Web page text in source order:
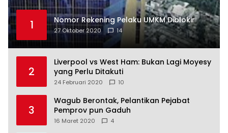
1 Nomor Rekening Pelaku UMKM Diblokir
27 Oktober 2020 14
2
Liverpool vs West Ham: Bukan Lagi Moyesy
yang Perlu Ditakuti
24 Februari 2020 10
3
Wagub Berontak, Pelantikan Pejabat
Pemprov pun Gaduh
16 Maret 2020 4